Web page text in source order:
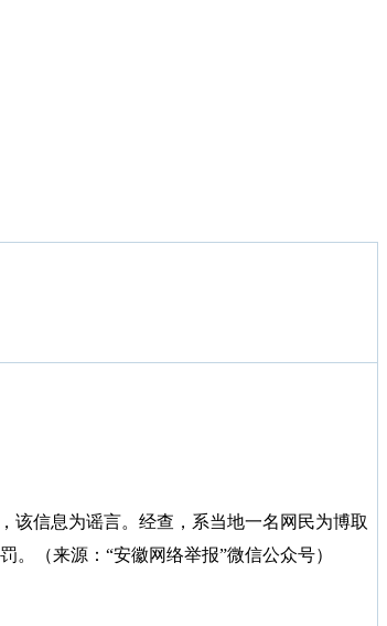
信息为谣言。经查，系当地一名网民为博取
（来源：“安徽网络举报”微信公众号）